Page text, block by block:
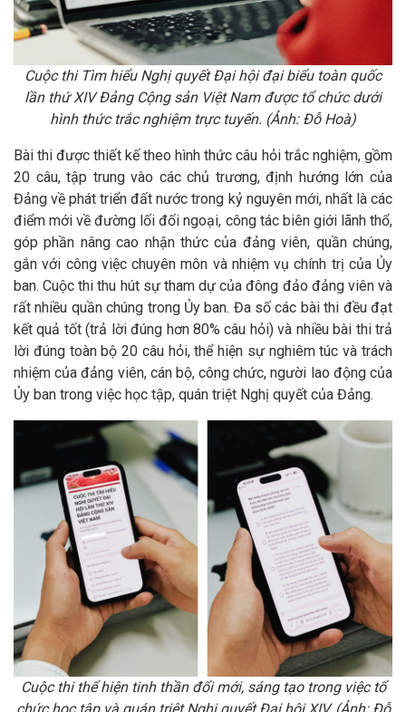
Cuộc thi Tìm hiểu Nghị quyết Đại hội đại biểu toàn quốc
lần thứ XIV Đảng Cộng sản Việt Namđược tổ chức dưới
hình thức trắc nghiệm trực tuyến. (Ảnh: Đỗ Hoà)
Bài thi được thiết kế theo hình thức câu hỏi trắc nghiệm, gồm
20 câu, tập trung vào các chủ trương, định hướng lớn của
Đảng về phát triển đất nước trong kỷ nguyên mới, nhất là các
điểm mới về đường lối đối ngoại, công tác biên giới lãnh thổ,
góp phần nâng cao nhận thức của đảng viên, quần chúng,
gắn với công việc chuyên môn và nhiệm vụ chính trị của Ủy
ban. Cuộc thi thu hút sự tham dự của đông đảo đảng viên và
rất nhiều quần chúng trong Ủy ban. Đa số các bài thi đều đạt
kết quả tốt (trả lời đúng hơn 80% câu hỏi) và nhiều bài thi trả
lời đúng toàn bộ 20 câu hỏi, thể hiện sự nghiêm túc và trách
nhiệm của đảng viên, cán bộ, công chức, người lao động của
Ủy ban trong việc học tập, quán triệt Nghị quyết của Đảng.
Cuộc thi thể hiện tinh thần đổi mới, sáng tạo trong việc tổ
chức học tập và quán triệt Nghị quyết Đại hội XIV. (Ảnh: Đỗ